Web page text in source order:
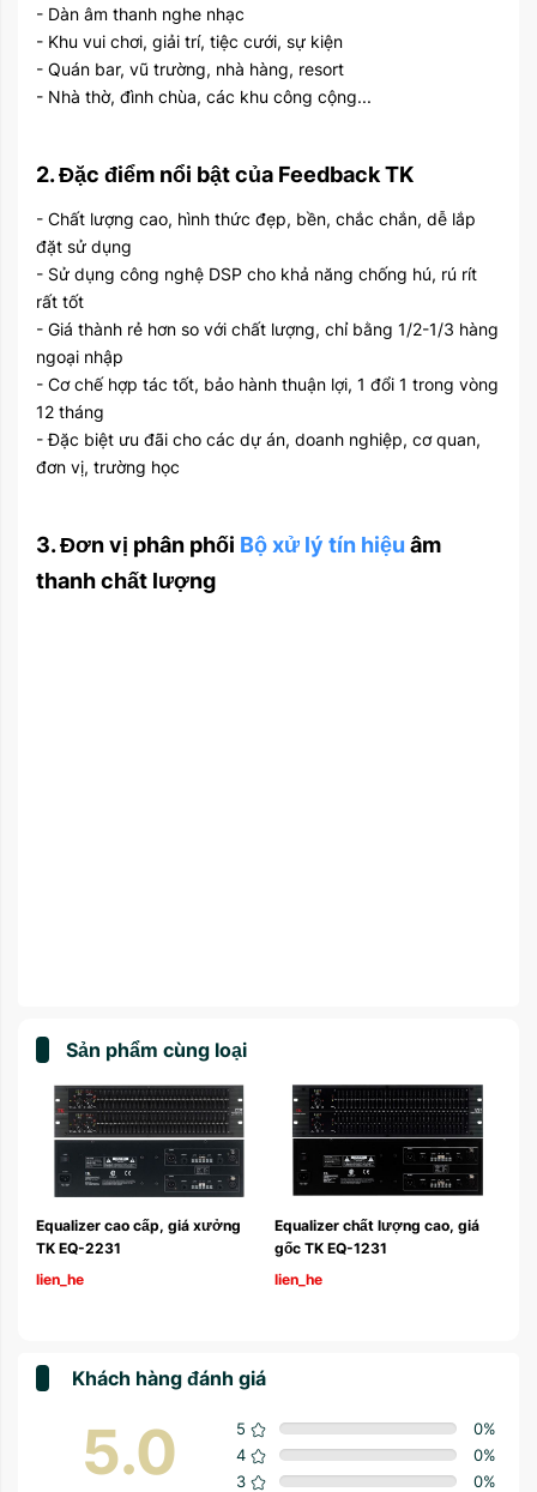
- Dàn âm thanh nghe nhạc
- Khu vui chơi, giải trí, tiệc cưới, sự kiện
- Quán bar, vũ trường, nhà hàng, resort
- Nhà thờ, đình chùa, các khu công cộng...
2. Đặc điểm nổi bật của Feedback TK
- Chất lượng cao, hình thức đẹp, bền, chắc chắn, dễ lắp
đặt sử dụng
- Sử dụng công nghệ DSP cho khả năng chống hú, rú rít
rất tốt
- Giá thành rẻ hơn so với chất lượng, chỉ bằng 1/2-1/3 hàng
ngoại nhập
- Cơ chế hợp tác tốt, bảo hành thuận lợi, 1 đổi 1 trong vòng
12 tháng
- Đặc biệt ưu đãi cho các dự án, doanh nghiệp, cơ quan,
đơn vị, trường học
3. Đơn vị phân phối Bộ xử lý tín hiệu âm
thanh chất lượng
Sản phẩm cùng loại
Equalizer cao cấp, giá xưởng
TK EQ-2231
lien_he
Equalizer chất lượng cao, giá
gốc TK EQ-1231
lien_he
Khách hàng đánh giá
5.0 5 0%
4
0%
3
0%